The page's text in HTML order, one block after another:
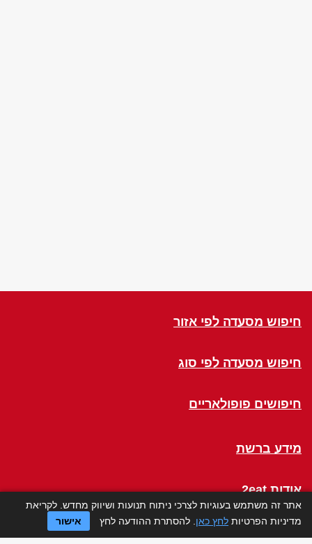
חיפוש מסעדה לפי אזור
חיפוש מסעדה לפי סוג
חיפושים פופולאריים
מידע ברשת
אודות 2eat
Click a Table
אתר זה משתמש בעוגיות לצרכי ניתוח תנועות ושיווק מחדש. לקריאת
מדיניות הפרטיות לחץ כאן . להסתרת ההודעה לחץ אישור